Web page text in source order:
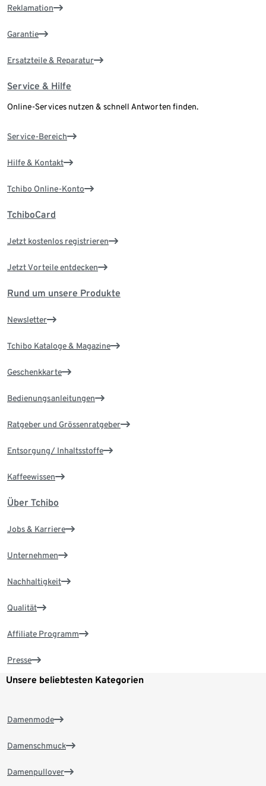
Reklamation
Garantie
Ersatzteile & Reparatur
Service & Hilfe
Online-Services nutzen & schnell Antworten finden.
Service-Bereich
Hilfe & Kontakt
Tchibo Online-Konto
TchiboCard
Jetzt kostenlos registrieren
Jetzt Vorteile entdecken
Rund um unsere Produkte
Newsletter
Tchibo Kataloge & Magazine
Geschenkkarte
Bedienungsanleitungen
Ratgeber und Grössenratgeber
Entsorgung/ Inhaltsstoffe
Kaffeewissen
Über Tchibo
Jobs & Karriere
Unternehmen
Nachhaltigkeit
Qualität
Affiliate Programm
Presse
Unsere beliebtesten Kategorien
Damenmode
Damenschmuck
Damenpullover